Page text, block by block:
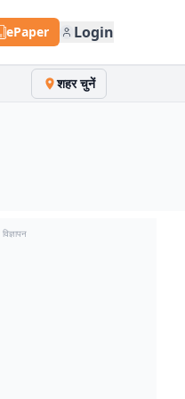
ePaper Login
शहर चुनें
विज्ञापन